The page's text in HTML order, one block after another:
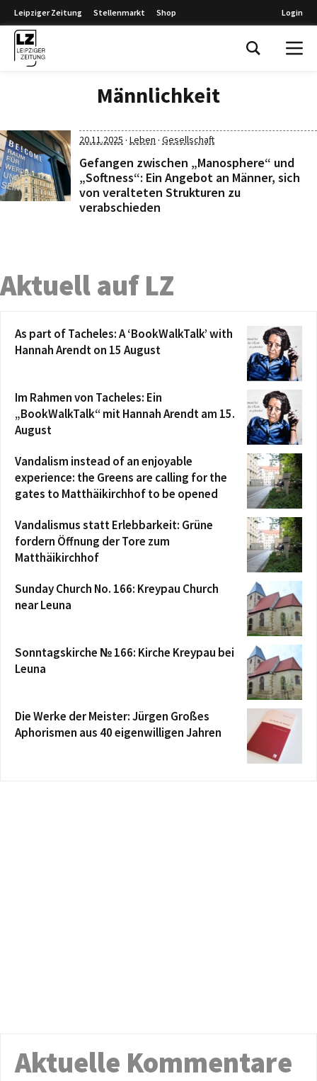
Leipziger Zeitung Stellenmarkt Shop Login
Männlichkeit
20.11.2025 · Leben · Gesellschaft
Gefangen zwischen „Manosphere“ und
„Softness“: Ein Angebot an Männer, sich
von veralteten Strukturen zu
verabschieden
Aktuell auf LZ
As part of Tacheles: A ‘BookWalkTalk’ with
Hannah Arendt on 15 August
Im Rahmen von Tacheles: Ein
„BookWalkTalk“ mit Hannah Arendt am 15.
August
Vandalism instead of an enjoyable
experience: the Greens are calling for the
gates to Matthäikirchhof to be opened
Vandalismus statt Erlebbarkeit: Grüne
fordern Öffnung der Tore zum
Matthäikirchhof
Sunday Church No. 166: Kreypau Church
near Leuna
Sonntagskirche № 166: Kirche Kreypau bei
Leuna
Die Werke der Meister: Jürgen Großes
Aphorismen aus 40 eigenwilligen Jahren
Aktuelle Kommentare